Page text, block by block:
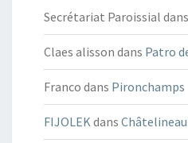
Secrétariat Paroissial dans
Claes alisson dans Patro
Franco dans Pironchamps
FIJOLEKdans